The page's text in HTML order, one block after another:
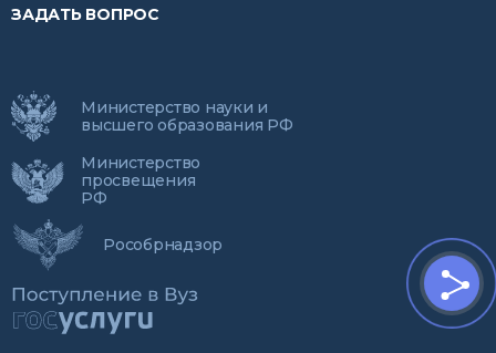
ЗАДАТЬ ВОПРОС
Министерство науки и
высшего образования РФ
Министерство
просвещения
РФ
Рособрнадзор